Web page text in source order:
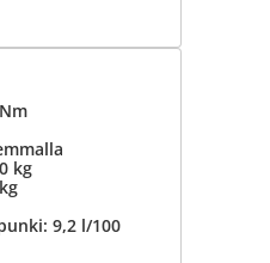
kg
9,2 l/100